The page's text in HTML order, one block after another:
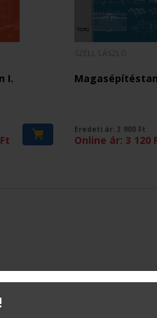
I.
Eredeti ár:3 900 Ft
Online ár:3 120